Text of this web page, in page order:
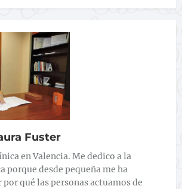
Fuster
en Valencia. Me dedico a la
porque desde pequeña me ha
qué las personas actuamos de